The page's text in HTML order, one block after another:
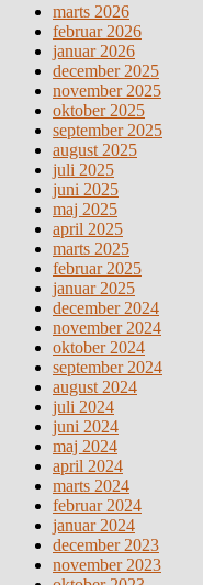
marts 2026
februar 2026
januar 2026
december 2025
november 2025
oktober 2025
september 2025
august 2025
juli 2025
juni 2025
maj 2025
april 2025
marts 2025
februar 2025
januar 2025
december 2024
november 2024
oktober 2024
september 2024
august 2024
juli 2024
juni 2024
maj 2024
april 2024
marts 2024
februar 2024
januar 2024
december 2023
november 2023